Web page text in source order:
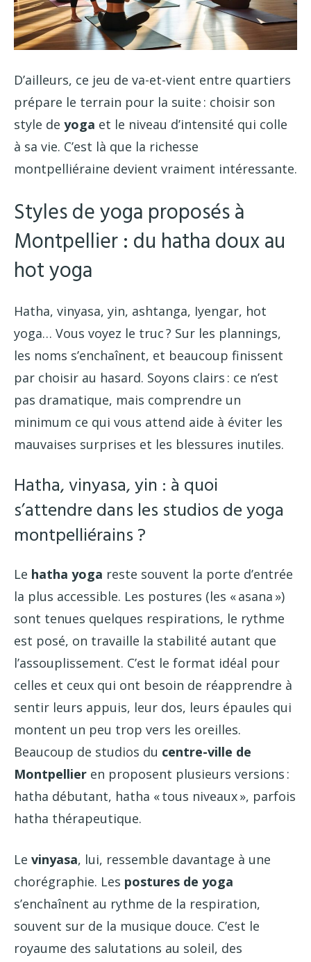
D’ailleurs, ce jeu de va-et-vient entre quartiers
prépare le terrain pour la suite : choisir son
style de yoga et le niveau d’intensité qui colle
à sa vie. C’est là que la richesse
montpelliéraine devient vraiment intéressante.
Styles de yoga proposés à
Montpellier : du hatha doux au
hot yoga
Hatha, vinyasa, yin, ashtanga, Iyengar, hot
yoga… Vous voyez le truc ? Sur les plannings,
les noms s’enchaînent, et beaucoup finissent
par choisir au hasard. Soyons clairs : ce n’est
pas dramatique, mais comprendre un
minimum ce qui vous attend aide à éviter les
mauvaises surprises et les blessures inutiles.
Hatha, vinyasa, yin : à quoi
s’attendre dans les studios de yoga
montpelliérains ?
Le hatha yoga reste souvent la porte d’entrée
la plus accessible. Les postures (les « asana »)
sont tenues quelques respirations, le rythme
est posé, on travaille la stabilité autant que
l’assouplissement. C’est le format idéal pour
celles et ceux qui ont besoin de réapprendre à
sentir leurs appuis, leur dos, leurs épaules qui
montent un peu trop vers les oreilles.
Beaucoup de studios du centre-ville de
Montpellier en proposent plusieurs versions :
hatha débutant, hatha « tous niveaux », parfois
hatha thérapeutique.
Le vinyasa, lui, ressemble davantage à une
chorégraphie. Les postures de yoga
s’enchaînent au rythme de la respiration,
souvent sur de la musique douce. C’est le
royaume des salutations au soleil, des